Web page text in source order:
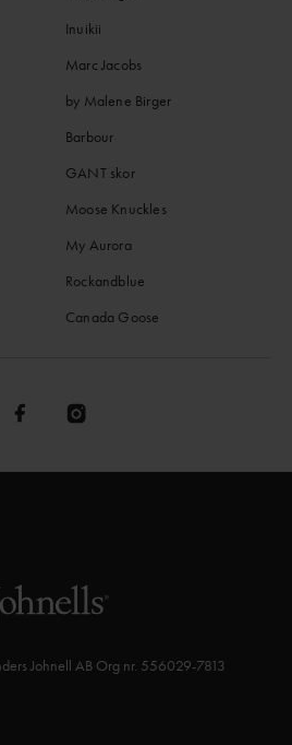
Inuikii
Marc Jacobs
by Malene Birger
Barbour
GANT skor
Moose Knuckles
My Aurora
Rockandblue
Canada Goose
Johnell AB Org nr. 556029-7813